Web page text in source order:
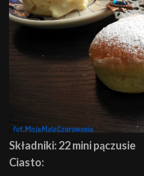
Składniki: 22 mini pączusie
Ciasto: